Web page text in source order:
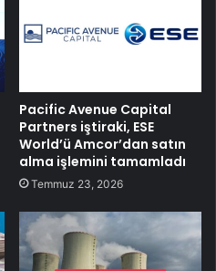
Pacific Avenue Capital
Partners iştiraki, ESE
World’ü Amcor’dan satın
alma işlemini tamamladı
Temmuz 23, 2026